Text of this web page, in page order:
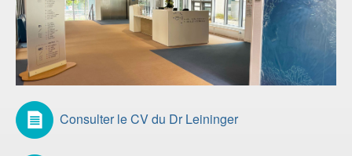
Consulter le CV du Dr Leininger